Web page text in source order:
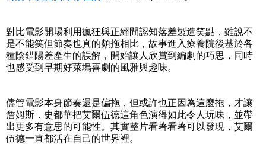
對比電影開場利用瘋狂與正經間認知落差製造笑點，雖說不
是不能笑但節奏也真的頗拖相比，故事進入療養院後基於各
種陰錯陽差產生的誤解，開始讓人欣賞到編劇的巧思，同時
也感受到早期好萊塢喜劇的風雅與趣味。
儘管電影本身節奏還是偏拖，但或許也正因為這麼拖，才讓
詹姆斯．史都華把艾爾伍德這角色演得如此令人玩味，並帶
出更多有意思的可能性。其實整片看著看著可以發現，艾爾
伍德一直都活在自己的世界裡。